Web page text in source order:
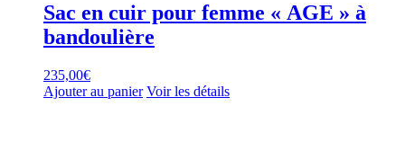
Sac en cuir pour femme « AGE » à
bandoulière
235,00€
Ajouter au panier Voir les détails